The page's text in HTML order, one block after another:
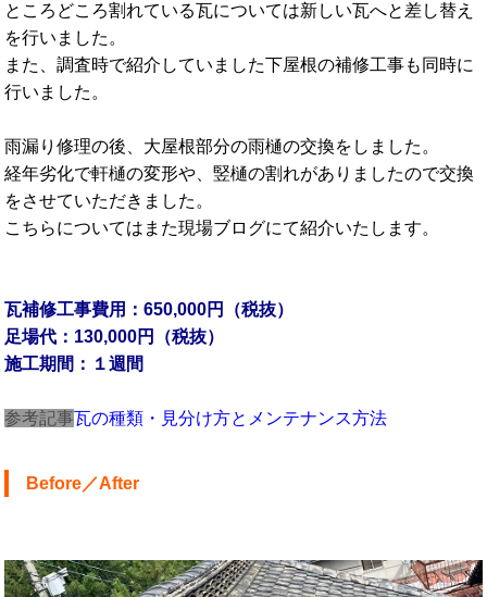
ところどころ割れている瓦については新しい瓦へと差し替え
を行いました。
また、調査時で紹介していました下屋根の補修工事も同時に
行いました。
雨漏り修理の後、大屋根部分の雨樋の交換をしました。
経年劣化で軒樋の変形や、竪樋の割れがありましたので交換
をさせていただきました。
こちらについてはまた現場ブログにて紹介いたします。
瓦補修工事費用：650,000円（税抜）
足場代：130,000円（税抜）
施工期間：１週間
参考記事瓦の種類・見分け方とメンテナンス方法
Before／After